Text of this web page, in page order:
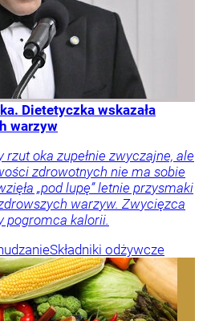
Dietetyczka wskazała
warzyw
oka zupełnie zwyczajne, ale
zdrowotnych nie ma sobie
„pod lupę” letnie przysmaki
warzyw. Zwycięzca
pogromca kalorii.
Składniki odżywcze